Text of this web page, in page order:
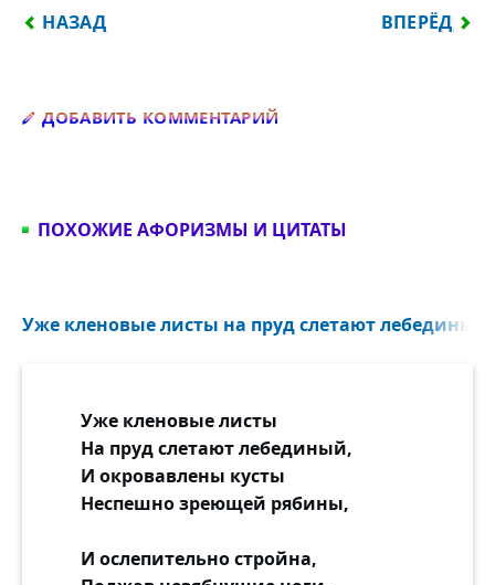
ПРЕДЫДУЩИЙ: СТОЛЬКО ПРОСЬБ У ЛЮБИМОЙ
НАЗАД ВПЕРЁД
ДОБАВИТЬ КОММЕНТАРИЙ
ПОХОЖИЕ АФОРИЗМЫ И ЦИТАТЫ
Уже кленовые листы на пруд слетают
Уже кленовые листы
На пруд слетают лебединый,
И окровавлены кусты
Неспешно зреющей рябины,
И ослепительно стройна,